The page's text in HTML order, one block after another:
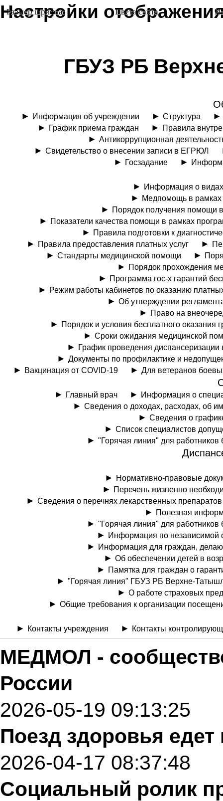
Настройки
Размер шрифта: Цвета сайта
ГБУЗ РБ
Информация об учреждении
Структура
График приема граждан
Правила
Антикоррупционная
Свидетельство о внесении записи в ЕГРЮЛ
Госзадание
Информация о
Медпомощь в рамках
Порядок получения помощи
Показатели качества помощи в рамках
Правила подготовки к
Правила предоставления платных услуг
Стандарты медицинской помощи
Порядок прохождения
Программа гос-х гарантий
Режим работы кабинетов по оказанию
Об утверждении
Право на
Порядок и условия бесплатного
Сроки ожидания медицинской
График проведения
Документы по профилактике и
Вакцинация от COVID-19
Для ветеранов
Главный врач
Информация о
Сведения о доходах, расходах, об
Сведения о
Список специалистов
"Горячая линия" для
Нормативно-правовые
Перечень жизненно
Сведения о перечнях лекарственных препаратов
Полезная
"Горячая линия" для
Информация по независимой
Информация для граждан,
Об обеспечении детей в
Памятка для граждан о
"Горячая линия" ГБУЗ РБ Верхне-
О работе страховых
Общие требования к организации
Контакты учреждения Контакты
МЕДМОЛ -
России
2026-05-19 09:13:25
Поезд здоровья едет
2026-04-17 08:37:48
Социальный ролик